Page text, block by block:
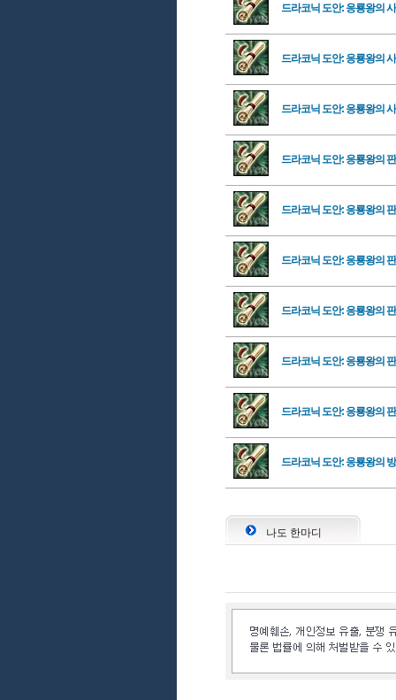
드라코닉 도안: 응룡왕의
드라코닉 도안: 응룡왕의
드라코닉 도안: 응룡왕의
드라코닉 도안: 응룡왕의
드라코닉 도안: 응룡왕의
드라코닉 도안: 응룡왕의
드라코닉 도안: 응룡왕의
드라코닉 도안: 응룡왕의
드라코닉 도안: 응룡왕의
드라코닉 도안: 응룡왕의
나도 한마디